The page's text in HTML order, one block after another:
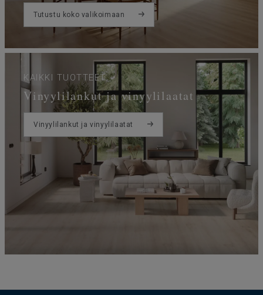
Tutustu koko valikoimaan
KAIKKI TUOTTEET
Vinyylilankut ja vinyylilaatat
Vinyylilankut ja vinyylilaatat